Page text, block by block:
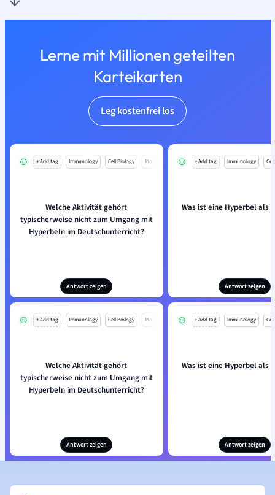
Lerne mit Millionen geteilten
Karteikarten
Leg kostenfrei los
+ Add tag Immunology Cell Biology Mo
Welche Aktivität gehört
typischerweise nicht zum Umgang mit
Hyperbeln im Deutschunterricht?
Antwort zeigen
+ Add tag Immunology
Was ist eine Hyperbel als
Antwort zeigen
+ Add tag Immunology Cell Biology Mo
Welche Aktivität gehört
typischerweise nicht zum Umgang mit
Hyperbeln im Deutschunterricht?
Antwort zeigen
+ Add tag Immunology
Was ist eine Hyperbel als
Antwort zeigen